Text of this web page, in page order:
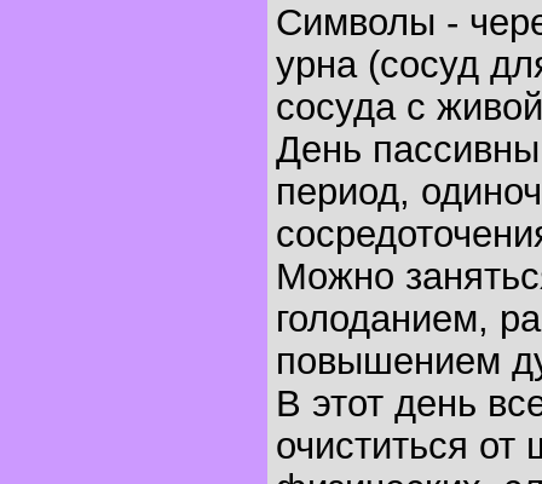
Символы -
урна (сосуд
сосуда с
День
период,
Можно
голоданием,
повышением
В этот день
очиститься